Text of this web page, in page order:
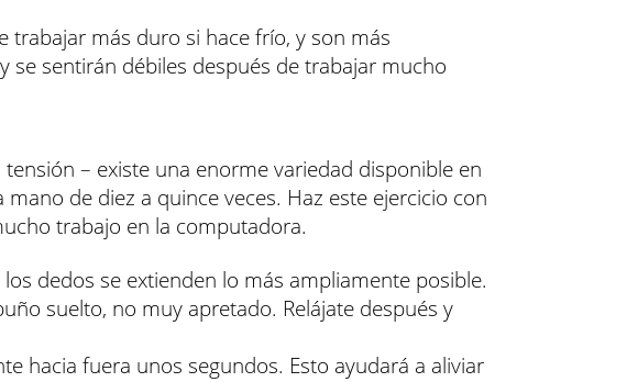
trabajar más duro si hace frío, y son más
sentirán débiles después de trabajar mucho
– existe una enorme variedad disponible en
de diez a quince veces. Haz este ejercicio con
trabajo en la computadora.
dedos se extienden lo más ampliamente posible.
suelto, no muy apretado. Relájate después y
hacia fuera unos segundos. Esto ayudará a aliviar